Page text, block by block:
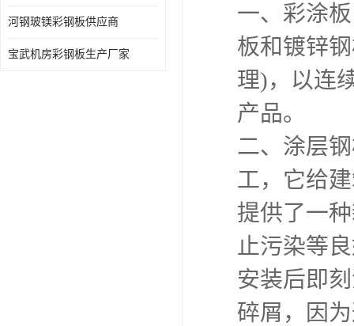
河钢玻镁彩钢板供应商
宝武机房彩钢板生产厂家
一、彩涂
板和镀锌
理)，以连
产品。
二、涂层
工，它给
提供了一
止污染等
安装后即
碎屑，因